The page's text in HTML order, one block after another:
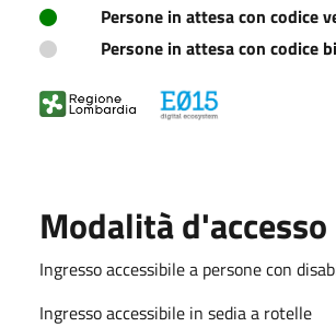
Persone in attesa con codice
Persone in attesa con codice
Modalità d'accesso
Ingresso accessibile a persone con
Ingresso accessibile in sedia a rotelle